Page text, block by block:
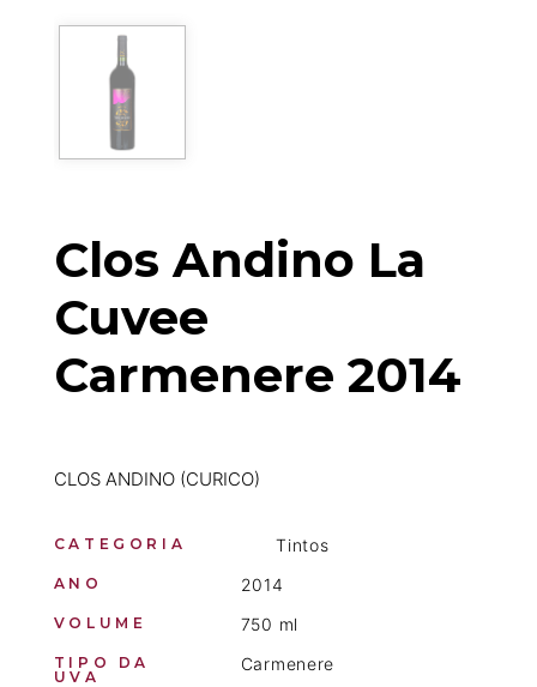
Clos Andino La
Cuvee
Carmenere 2014
CLOS ANDINO (CURICO)
CATEGORIA Tintos
ANO 2014
VOLUME 750 ml
TIPO DA
UVA
Carmenere